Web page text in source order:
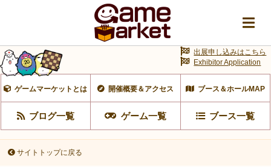
ゲームマーケットとは 開催概要＆アクセス ブース＆ホールMAP
ブログ一覧 ゲーム一覧 ブース一覧
出展申し込みはこちら
Exhibitor Application
サイトトップに戻る